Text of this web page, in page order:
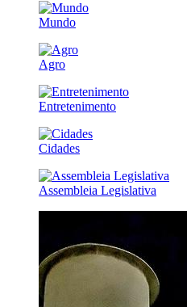
Mundo
Agro
Entretenimento
Cidades
Assembleia Legislativa